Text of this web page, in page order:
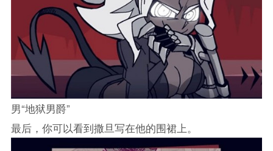
男“地狱男爵”
最后，你可以看到撒旦写在他的围裙上。